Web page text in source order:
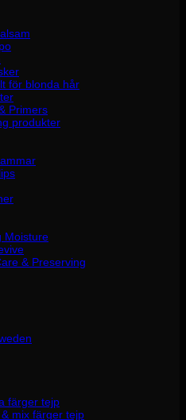
för blonda hår
Primers
produkter
Moisture
& Preserving
färger tejp
mix färger tejp